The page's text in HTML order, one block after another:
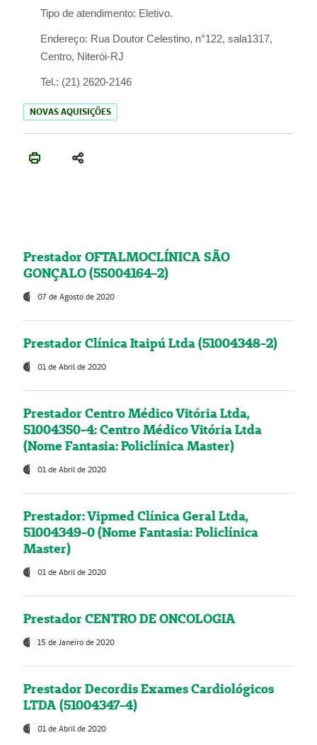
Tipo de atendimento: Eletivo.
Endereço: Rua Doutor Celestino, n°122, sala1317,
Centro, Niterói-RJ
Tel.: (21) 2620-2146
NOVAS AQUISIÇÕES
Prestador OFTALMOCLÍNICA SÃO
GONÇALO (55004164-2)
07 de Agosto de 2020
Prestador Clínica Itaipú Ltda (51004348-2)
01 de Abril de 2020
Prestador Centro Médico Vitória Ltda,
51004350-4: Centro Médico Vitória Ltda
(Nome Fantasia: Policlínica Master)
01 de Abril de 2020
Prestador: Vipmed Clínica Geral Ltda,
51004349-0 (Nome Fantasia: Policlínica
Master)
01 de Abril de 2020
Prestador CENTRO DE ONCOLOGIA
15 de Janeiro de 2020
Prestador Decordis Exames Cardiológicos
LTDA (51004347-4)
01 de Abril de 2020